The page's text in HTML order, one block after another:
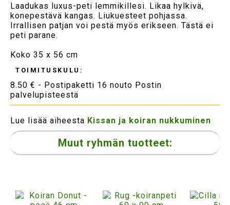
Laadukas luxus-peti lemmikillesi. Likaa hylkivä,
konepestävä kangas. Liukuesteet pohjassa.
Irrallisen patjan voi pestä myös erikseen. Tästä ei
peti parane.
Koko 35 x 56 cm
TOIMITUSKULU:
8.50 € - Postipaketti 16 nouto Postin
palvelupisteestä
Lue lisää aiheesta Kissan ja koiran nukkuminen
Muut ryhmän tuotteet: